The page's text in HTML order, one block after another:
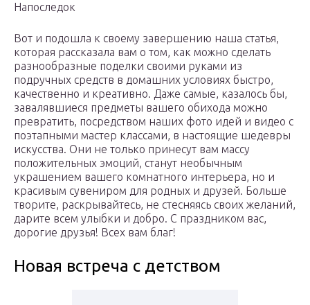
Напоследок
Вот и подошла к своему завершению наша статья,
которая рассказала вам о том, как можно сделать
разнообразные поделки своими руками из
подручных средств в домашних условиях быстро,
качественно и креативно. Даже самые, казалось бы,
завалявшиеся предметы вашего обихода можно
превратить, посредством наших фото идей и видео с
поэтапными мастер классами, в настоящие шедевры
искусства. Они не только принесут вам массу
положительных эмоций, станут необычным
украшением вашего комнатного интерьера, но и
красивым сувениром для родных и друзей. Больше
творите, раскрывайтесь, не стесняясь своих желаний,
дарите всем улыбки и добро. С праздником вас,
дорогие друзья! Всех вам благ!
Новая встреча с детством